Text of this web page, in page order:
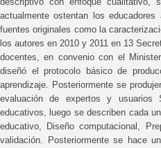
actualmente ostentan los
fuentes originales como la
los autores en 2010 y 2011 en 13
docentes, en convenio con el
diseñó el protocolo básico de
aprendizaje. Posteriormente se
evaluación de expertos y usuarios
educativos, luego se describen cada
educativo, Diseño computacional,
validación. Posteriormente se hace